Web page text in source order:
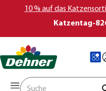
10 % auf das
Katzentag-